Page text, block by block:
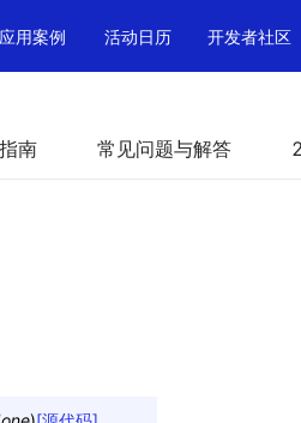
应用案例 活动日历 开发者社区
南 常见问题与解答